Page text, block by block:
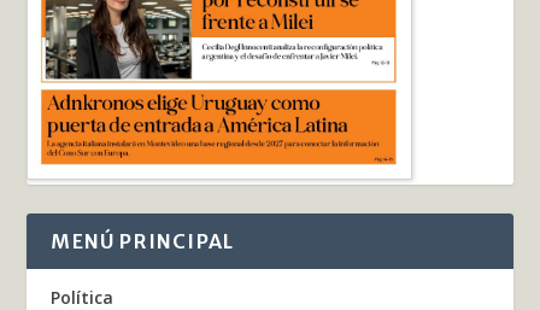
MENÚ PRINCIPAL
Política